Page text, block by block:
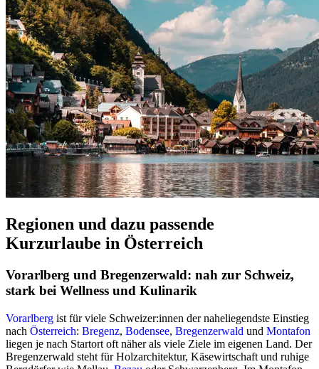
Regionen und dazu passende
Kurzurlaube in Österreich
Vorarlberg und Bregenzerwald: nah zur Schweiz,
stark bei Wellness und Kulinarik
Vorarlberg ist für viele Schweizer:innen der naheliegendste Einstieg
nach Österreich: Bregenz, Bodensee, Bregenzerwald und Montafon
liegen je nach Startort oft näher als viele Ziele im eigenen Land. Der
Bregenzerwald steht für Holzarchitektur, Käsewirtschaft und ruhige